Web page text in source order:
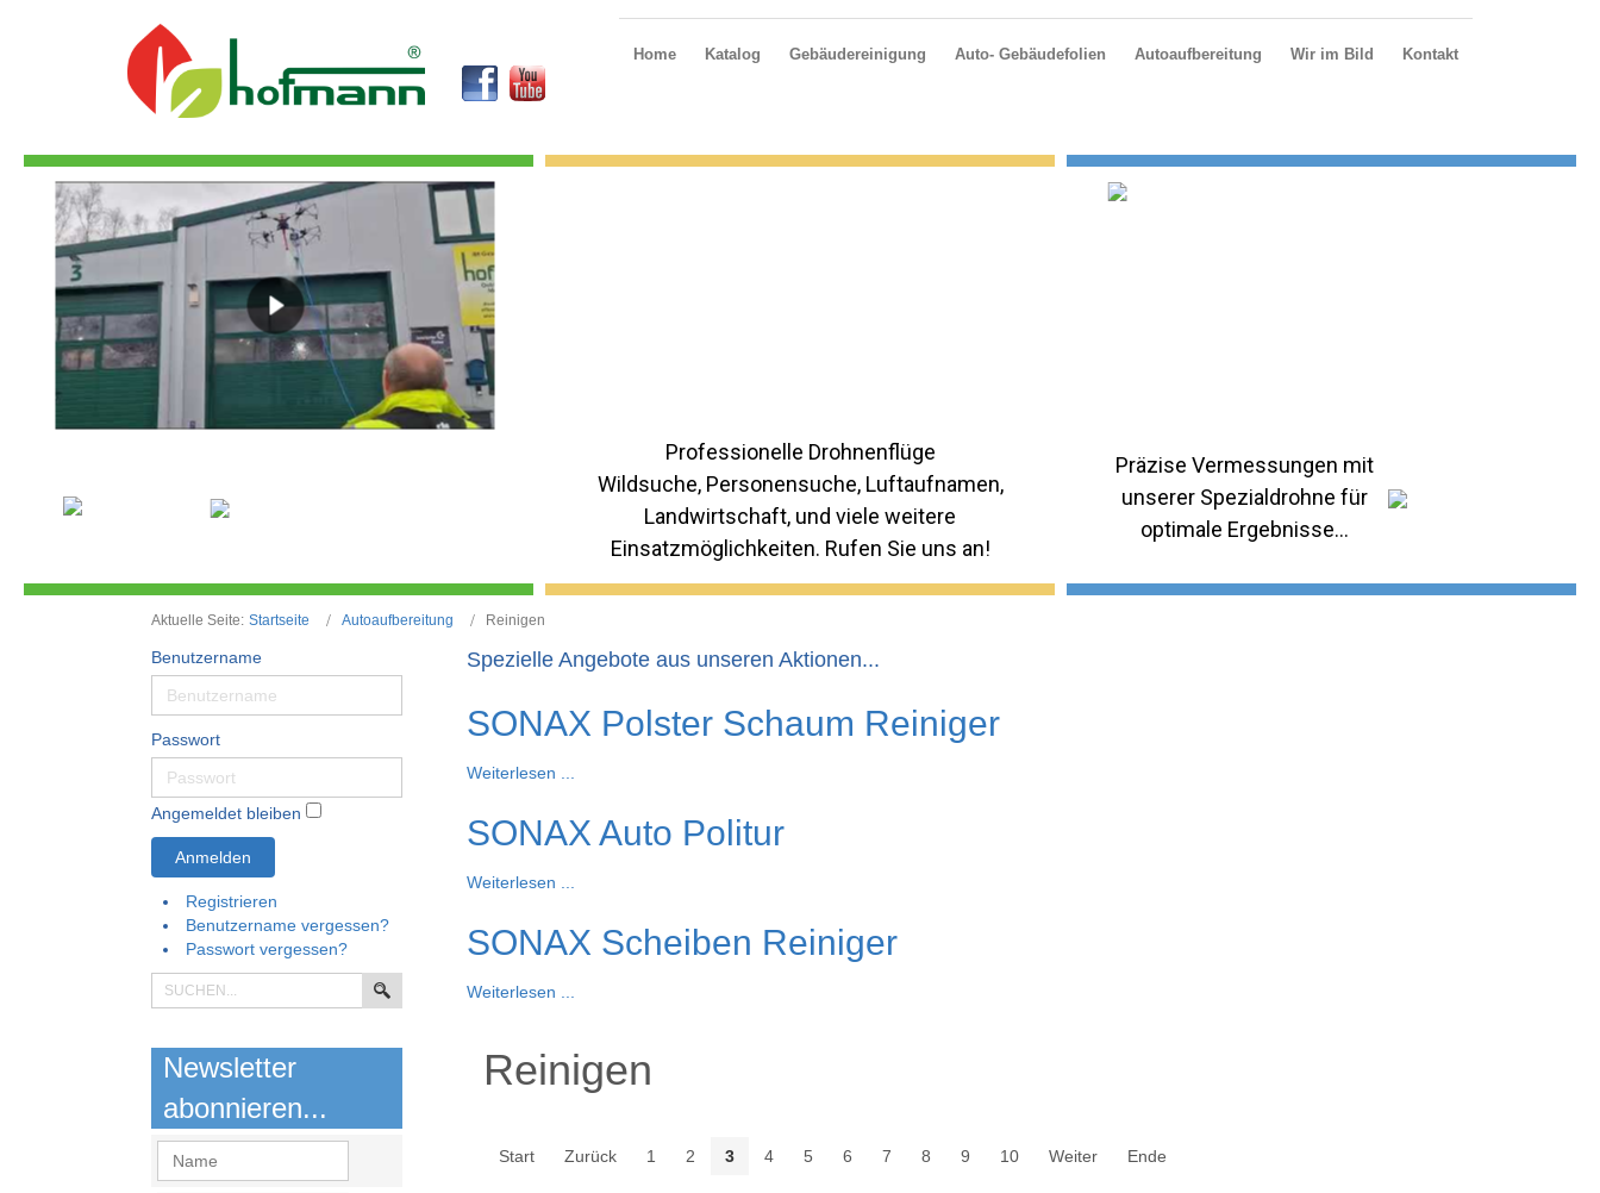
Home Katalog Gebäudereinigung Auto- Gebäudefolien Autoaufbereitung Wir im Bild Kontakt
Professionelle Drohnenflüge
Wildsuche, Personensuche, Luftaufnamen,
Landwirtschaft, und viele weitere
Einsatzmöglichkeiten. Rufen Sie uns an!
Präzise Vermessungen mit
unserer Spezialdrohne für
optimale Ergebnisse...
Aktuelle Seite: Startseite Autoaufbereitung Reinigen
Benutzername
Passwort
Angemeldet bleiben
Anmelden
Registrieren
Benutzername vergessen?
Passwort vergessen?
Newsletter
abonnieren...
Spezielle Angebote aus unseren Aktionen...
SONAX Polster Schaum Reiniger
Weiterlesen ...
SONAX Auto Politur
Weiterlesen ...
SONAX Scheiben Reiniger
Weiterlesen ...
Reinigen
Start Zurück 1 2 3 4 5 6 7 8 9 10 Weiter Ende